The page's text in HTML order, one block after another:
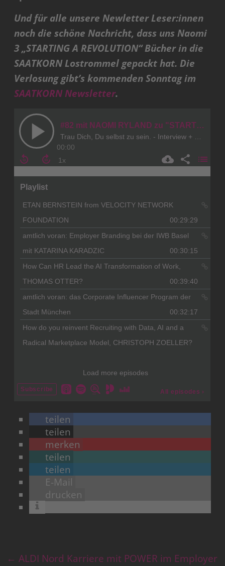
Und für alle unsere Newletter Leser:innen
noch die schöne Nachricht, dass uns Naomi
3 „STARTING A REVOLUTION“ Bücher in die
SAATKORN Lostrommel gepackt hat. Die
Verlosung gibt’s kommenden Sonntag im
SAATKORN Newsletter.
teilen
teilen
merken
teilen
teilen
E-Mail
drucken
← ALDI Nord Karriere mit POWER im Employer